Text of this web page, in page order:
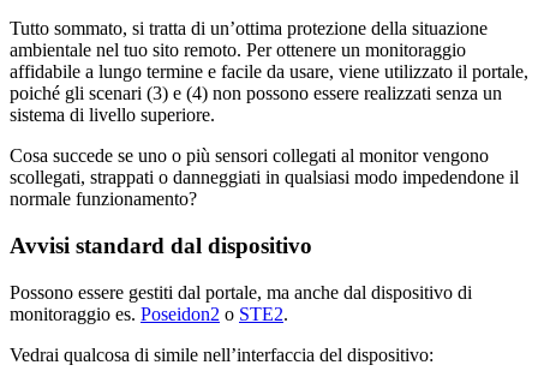
Tutto sommato, si tratta di un’ottima protezione della situazione
ambientale nel tuo sito remoto. Per ottenere un monitoraggio
affidabile a lungo termine e facile da usare, viene utilizzato il portale,
poiché gli scenari (3) e (4) non possono essere realizzati senza un
sistema di livello superiore.
Cosa succede se uno o più sensori collegati al monitor vengono
scollegati, strappati o danneggiati in qualsiasi modo impedendone il
normale funzionamento?
Avvisi standard dal dispositivo
Possono essere gestiti dal portale, ma anche dal dispositivo di
monitoraggio es. Poseidon2 o STE2.
Vedrai qualcosa di simile nell’interfaccia del dispositivo: